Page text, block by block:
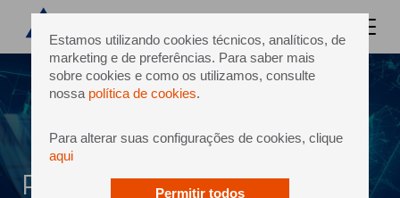
Estamos utilizando cookies técnicos, analíticos, de
marketing e de preferências. Para saber mais
sobre cookies e como os utilizamos, consulte
nossa política de cookies.
Para alterar suas configurações de cookies, clique
aqui
Permitir todos
R-Cycle